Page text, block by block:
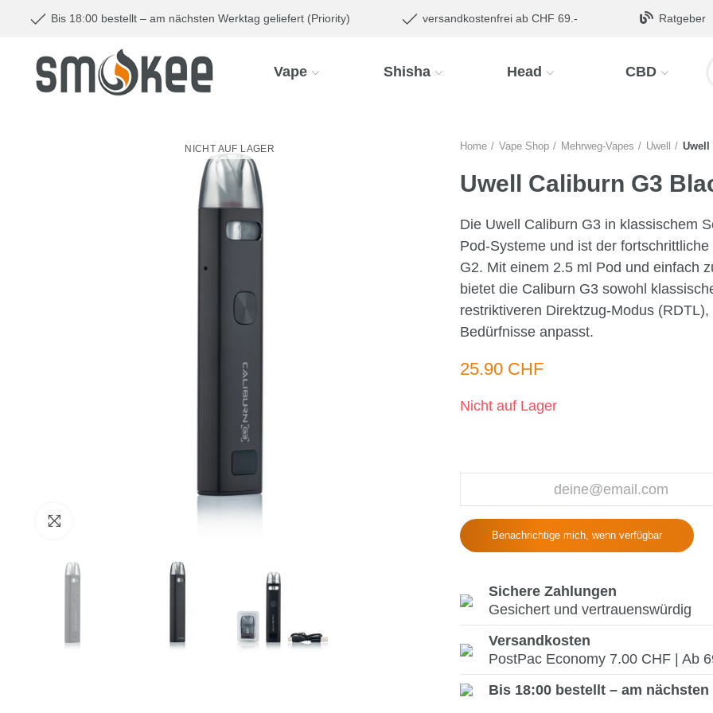
Bis 18:00 bestellt – am nächsten Werktag geliefert (Priority) versandkostenfrei ab CHF 69.- Ratgeber
Vape Shisha Head CBD
NICHT AUF LAGER Home Vape Shop Mehrweg-Vapes Uwell Uwell
Uwell Caliburn G3
Die Uwell Caliburn G3 in klassischem
Pod-Systeme und ist der
G2. Mit einem 2.5 ml Pod und einfach
bietet die Caliburn G3 sowohl
restriktiveren Direktzug-Modus
Bedürfnisse anpasst.
25.90 CHF
Nicht auf Lager
Benachrichtige mich, wenn verfügbar
Sichere Zahlungen
Gesichert und vertrauenswürdig
Versandkosten
PostPac Economy 7.00 CHF | Ab
Bis 18:00 bestellt – am